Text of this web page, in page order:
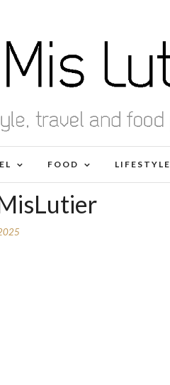
FOOD LIFESTYLE